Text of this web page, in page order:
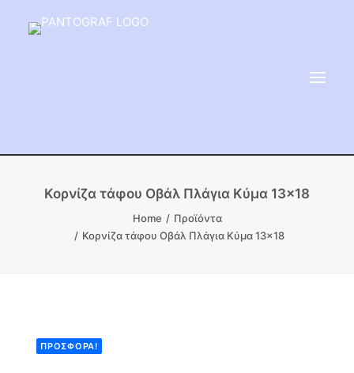
ΕΙΔΗ ΜΝΗΜΕΙΟΥ
ΑΔΑΜΑΝΤΟΦΟΡΟΙ ΔΙΣΚΟΙ
ΠΡΟΪΟΝΤΑ ΜΑΡΜΆΡΟΥ
Κορνίζα τάφου Οβάλ Πλάγια Κύμα 13×18
Home
Προϊόντα
Κορνίζα τάφου Οβάλ Πλάγια Κύμα 13×18
ΠΡΟΣΦΟΡΆ!